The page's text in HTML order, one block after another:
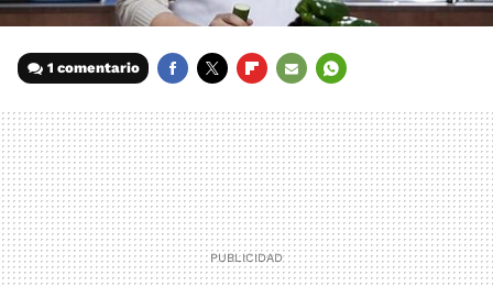
1 comentario
MAIL